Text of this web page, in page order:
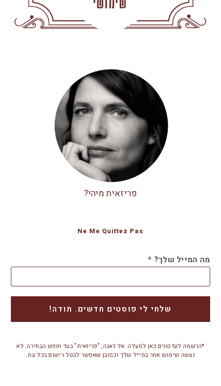
פריזאית מיהי?
Ne Me Quittez Pas
מה המייל שלך? *
*הרשמה לעדכונים כאן למעלה. אל דאגה, "פריזאית" בעד חופש הבחירה. לא
נעשה שימוש אחר במייל שלך וכמובן שאפשר לבטל רישום בכל עת.